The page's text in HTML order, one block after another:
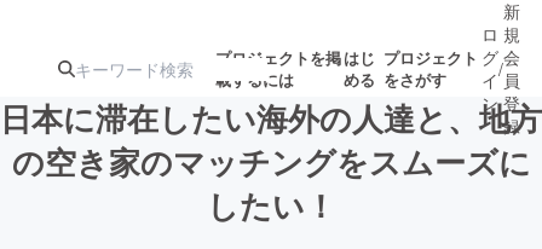
プロジェクトを掲
載するには
はじ
める
プロジェクト
をさがす
注目の新着プロ 募集終了が近いプ
ロ
グ
イ
ン
/
新
規
会
員
登
録
日本に滞在したい海外の人達と、地方
の空き家のマッチングをスムーズに
したい！